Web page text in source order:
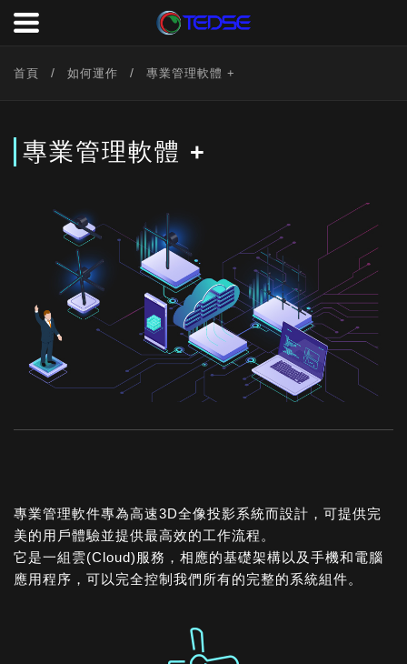
首頁 如何運作 專業管理軟體 +
專業管理軟體 +
專業管理軟件專為高速3D全像投影系統而設計，可提供完
美的用戶體驗並提供最高效的工作流程。
它是一組雲(Cloud)服務，相應的基礎架構以及手機和電腦
應用程序，可以完全控制我們所有的完整的系統組件。